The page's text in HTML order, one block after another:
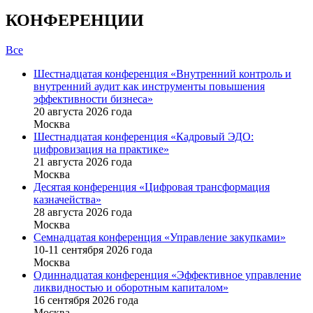
КОНФЕРЕНЦИИ
Все
Шестнадцатая конференция «Внутренний контроль и
внутренний аудит как инструменты повышения
эффективности бизнеса»
20 августа 2026 года
Москва
Шестнадцатая конференция «Кадровый ЭДО:
цифровизация на практике»
21 августа 2026 года
Москва
Десятая конференция «Цифровая трансформация
казначейства»
28 августа 2026 года
Москва
Семнадцатая конференция «Управление закупками»
10-11 сентября 2026 года
Москва
Одиннадцатая конференция «Эффективное управление
ликвидностью и оборотным капиталом»
16 cентября 2026 года